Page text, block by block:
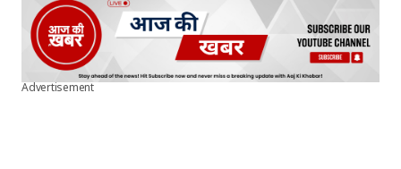
Advertisement